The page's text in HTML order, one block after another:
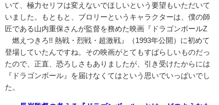
いて、極力セリフは変えないでほしいという要望もいただいて
いました。もともと、ブロリーというキャラクターは、僕の師
匠である山内重保さんが監督を務めた映画『ドラゴンボールZ
燃えつきろ!! 熱戦・烈戦・超激戦』（1993年公開）に初めて
登場していたんですね。その映画がとてもすばらしいものだっ
たので、正直、恐ろしさもありましたが、引き受けたからには
『ドラゴンボール』を届けなくてはという思いでいっぱいでし
た。